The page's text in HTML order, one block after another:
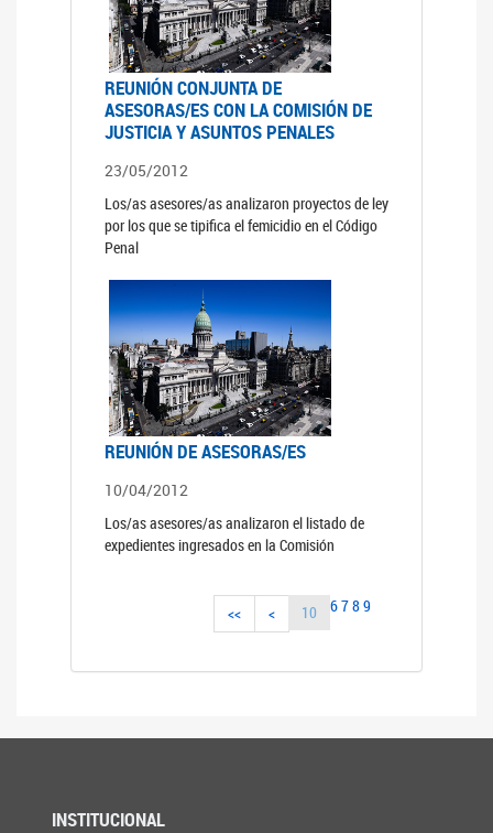
REUNIÓN CONJUNTA DE
ASESORAS/ES CON LA COMISIÓN DE
JUSTICIA Y ASUNTOS PENALES
23/05/2012
Los/as asesores/as analizaron proyectos de ley
por los que se tipifica el femicidio en el Código
Penal
REUNIÓN DE ASESORAS/ES
10/04/2012
Los/as asesores/as analizaron el listado de
expedientes ingresados en la Comisión
<< < 6789
10
INSTITUCIONAL